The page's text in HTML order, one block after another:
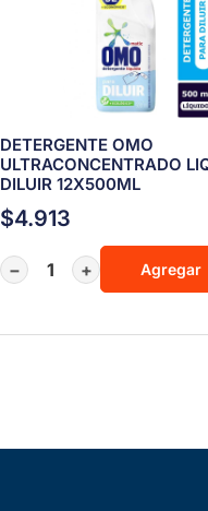
DETERGENTE OMO
ULTRACONCENTRADO
DILUIR 12X500ML
$4.913
− + Agregar